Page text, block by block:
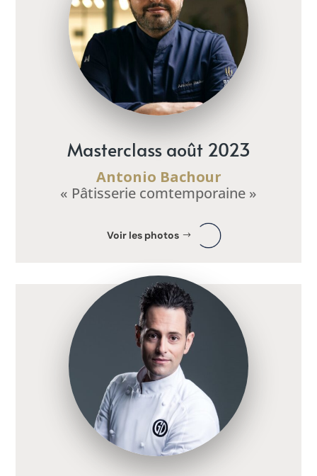
Masterclass août 2023
Antonio Bachour
« Pâtisserie comtemporaine »
Voir les photos